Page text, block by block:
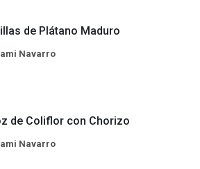
de Plátano Maduro
Navarro
de Coliflor con Chorizo
Navarro